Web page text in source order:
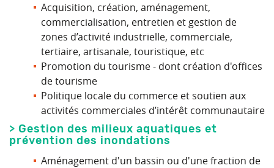
Acquisition, création, aménagement,
commercialisation, entretien et gestion de
zones d’activité industrielle, commerciale,
tertiaire, artisanale, touristique, etc
Promotion du tourisme - dont création d'offices
de tourisme
Politique locale du commerce et soutien aux
activités commerciales d’intérêt communautaire
> Gestion des milieux aquatiques et
prévention des inondations
Aménagement d'un bassin ou d'une fraction de